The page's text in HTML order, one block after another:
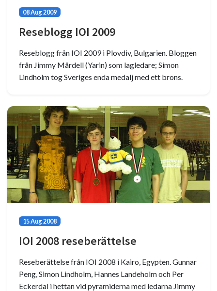
08 Aug 2009
Reseblogg IOI 2009
Reseblogg från IOI 2009 i Plovdiv, Bulgarien. Bloggen
från Jimmy Mårdell (Yarin) som lagledare; Simon
Lindholm tog Sveriges enda medalj med ett brons.
15 Aug 2008
IOI 2008 reseberättelse
Reseberättelse från IOI 2008 i Kairo, Egypten. Gunnar
Peng, Simon Lindholm, Hannes Landeholm och Per
Eckerdal i hettan vid pyramiderna med ledarna Jimmy